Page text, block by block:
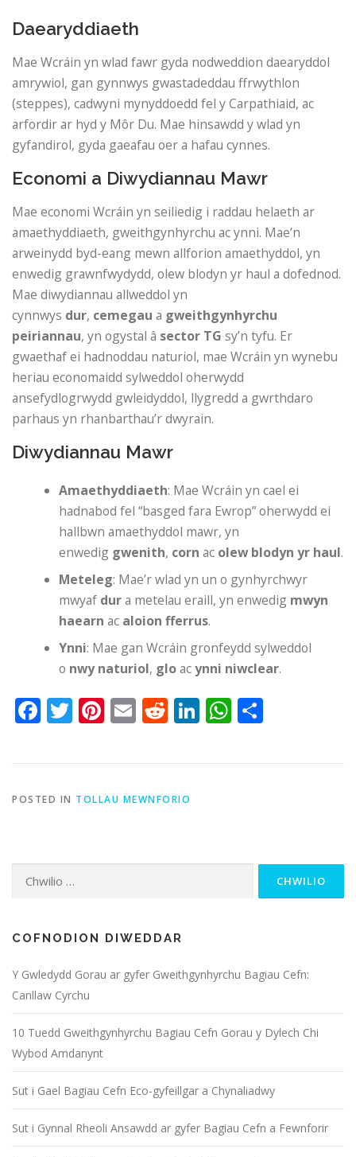
Daearyddiaeth
Mae Wcráin yn wlad fawr gyda nodweddion daearyddol
amrywiol, gan gynnwys gwastadeddau ffrwythlon
(steppes), cadwyni mynyddoedd fel y Carpathiaid, ac
arfordir ar hyd y Môr Du. Mae hinsawdd y wlad yn
gyfandirol, gyda gaeafau oer a hafau cynnes.
Economi a Diwydiannau Mawr
Mae economi Wcráin yn seiliedig i raddau helaeth ar
amaethyddiaeth, gweithgynhyrchu ac ynni. Mae’n
arweinydd byd-eang mewn allforion amaethyddol, yn
enwedig grawnfwydydd, olew blodyn yr haul a dofednod.
Mae diwydiannau allweddol yn
cynnwys dur, cemegau a gweithgynhyrchu
peiriannau, yn ogystal â sector TG sy’n tyfu. Er
gwaethaf ei hadnoddau naturiol, mae Wcráin yn wynebu
heriau economaidd sylweddol oherwydd
ansefydlogrwydd gwleidyddol, llygredd a gwrthdaro
parhaus yn rhanbarthau’r dwyrain.
Diwydiannau Mawr
Amaethyddiaeth: Mae Wcráin yn cael ei
hadnabod fel “basged fara Ewrop” oherwydd ei
hallbwn amaethyddol mawr, yn
enwedig gwenith, corn ac olew blodyn yr haul.
Meteleg: Mae’r wlad yn un o gynhyrchwyr
mwyaf dura metelau eraill, yn enwedig mwyn
haearn ac aloion fferrus.
Ynni: Mae gan Wcráin gronfeydd sylweddol
o nwy naturiol, gloacynni niwclear.
Facebook
Twitter
Pinterest
EmailReddit
LinkedIn
WhatsApp
POSTED IN TOLLAU MEWNFORIO
Chwilio
COFNODION DIWEDDAR
Y Gwledydd Gorau ar gyfer Gweithgynhyrchu Bagiau Cefn:
Canllaw Cyrchu
10 Tuedd Gweithgynhyrchu Bagiau Cefn Gorau y Dylech Chi
Wybod Amdanynt
Sut i Gael Bagiau Cefn Eco-gyfeillgar a Chynaliadwy
Sut i Gynnal Rheoli Ansawdd ar gyfer Bagiau Cefn a Fewnforir